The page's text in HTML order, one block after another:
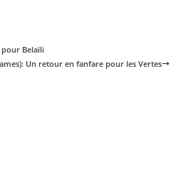
pour Belaïli
Un retour en fanfare pour les Vertes